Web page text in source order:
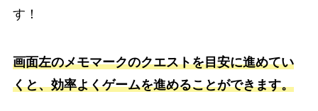
す！
画面左のメモマークのクエストを目安に進めてい
くと、効率よくゲームを進めることができます。